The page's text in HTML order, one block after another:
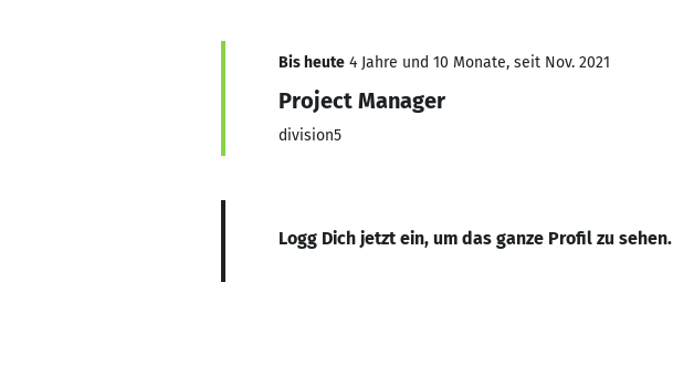
Bis heute 4 Jahre und 10 Monate, seit Nov. 2021
Project Manager
division5
Logg Dich jetzt ein, um das ganze Profil zu sehen.